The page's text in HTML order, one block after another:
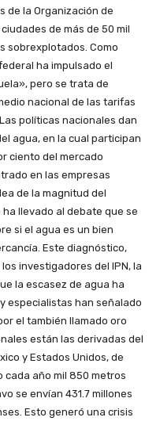
de la Organización de
de más de 50 mil
sobrexplotados. Como
ha impulsado el
pero se trata de
nacional de las tarifas
políticas nacionales dan
agua, en la cual participan
ciento del mercado
en las empresas
de la magnitud del
llevado al debate que se
si el agua es un bien
Este diagnóstico,
investigadores del IPN, la
la escasez de agua ha
especialistas han señalado
el también llamado oro
están las derivadas del
y Estados Unidos, de
cada año mil 850 metros
se envían 431.7 millones
Esto generó una crisis